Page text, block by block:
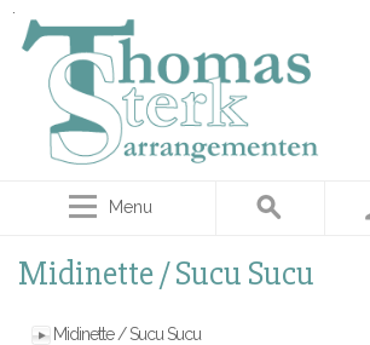
Menu
Midinette / Sucu Sucu
Midinette / Sucu Sucu